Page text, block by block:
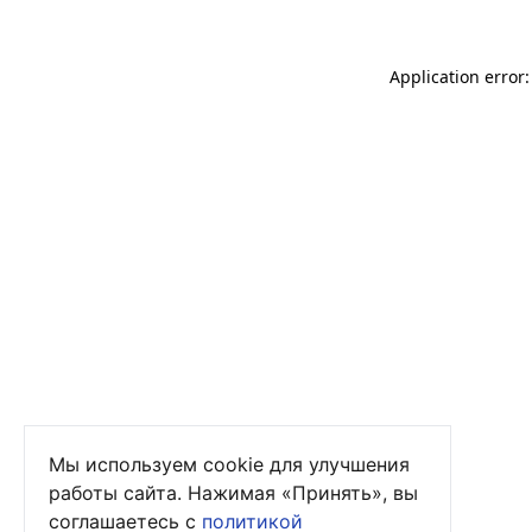
Application
Мы используем cookie для улучшения
работы сайта. Нажимая «Принять», вы
соглашаетесь с политикой